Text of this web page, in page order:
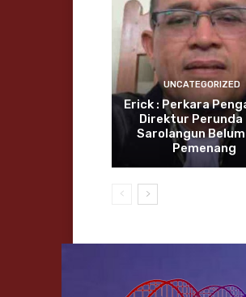
UNCATEGORIZED
Erick : Perkara
Direktur Perunda
Sarolangun
Pemenang